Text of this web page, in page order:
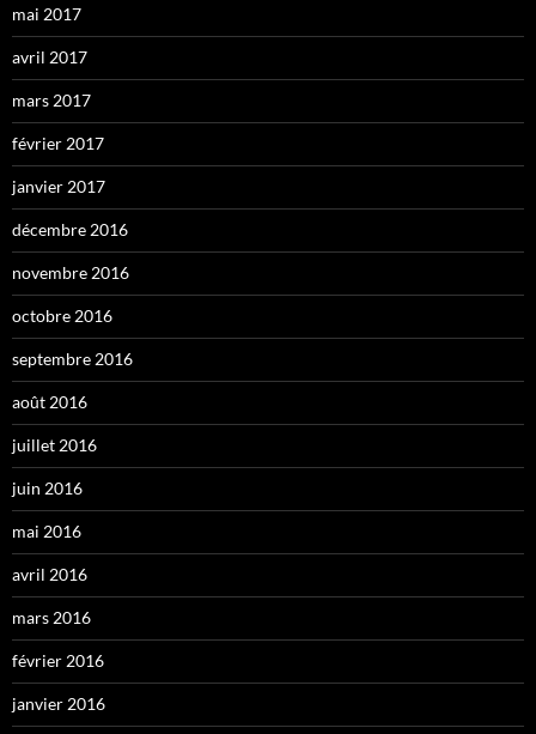
mai 2017
avril 2017
mars 2017
février 2017
janvier 2017
décembre 2016
novembre 2016
octobre 2016
septembre 2016
août 2016
juillet 2016
juin 2016
mai 2016
avril 2016
mars 2016
février 2016
janvier 2016